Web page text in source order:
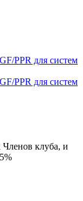
PPR для систем
PPR для систем
клуба, и